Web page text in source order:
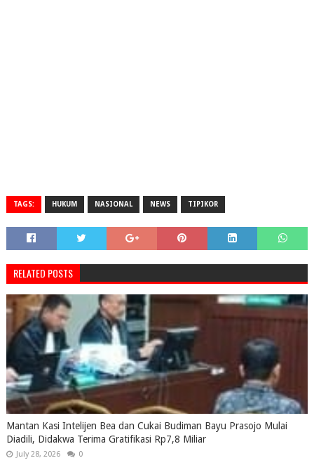
TAGS: HUKUM NASIONAL NEWS TIPIKOR
RELATED POSTS
Mantan Kasi Intelijen Bea dan Cukai Budiman Bayu Prasojo Mulai
Diadili, Didakwa Terima Gratifikasi Rp7,8 Miliar
July 28, 2026 0